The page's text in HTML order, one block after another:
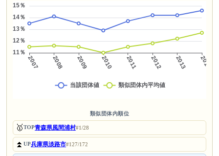
類似団体内順位
🥇TOP青森県風間浦村#1/28
⏫UP兵庫県淡路市#127/172